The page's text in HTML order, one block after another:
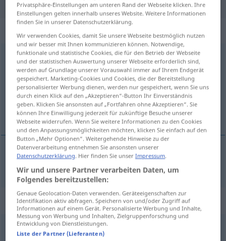
„consultatory“ : adjective
consultatory BR [-təri] US [-tɔːri] adj
Übersicht aller Übersetzungen
(Für mehr Details die Übersetzung anklicken/antippen)
beratend
Synonyme für "consultatory"
advisory,consultative,consultive
Privatsphäre-Einstellungen am unteren Rand der Webseite klicken. Ihre
Einstellungen gelten innerhalb unseres Website. Weitere Informationen
finden Sie in unserer Datenschutzerklärung.
Wir verwenden Cookies, damit Sie unsere Webseite bestmöglich nutzen
und wir besser mit Ihnen kommunizieren können. Notwendige,
funktionale und statistische Cookies, die für den Betrieb der Webseite
und der statistischen Auswertung unserer Webseite erforderlich sind,
werden auf Grundlage unserer Vorauswahl immer auf Ihrem Endgerät
gespeichert. Marketing-Cookies und Cookies, die der Bereitstellung
personalisierter Werbung dienen, werden nur gespeichert, wenn Sie uns
durch einen Klick auf den „Akzeptieren“-Button Ihr Einverständnis
geben. Klicken Sie ansonsten auf „Fortfahren ohne Akzeptieren“. Sie
können Ihre Einwilligung jederzeit für zukünftige Besuche unserer
Webseite widerrufen. Wenn Sie weitere Informationen zu den Cookies
und den Anpassungsmöglichkeiten möchten, klicken Sie einfach auf den
Button „Mehr Optionen“. Weitergehende Hinweise zu der
Datenverarbeitung entnehmen Sie ansonsten unserer
Datenschutzerklärung. Hier finden Sie unserImpressum.
Wir und unsere Partner verarbeiten Daten, um
Folgendes bereitzustellen:
Genaue Geolocation-Daten verwenden. Geräteeigenschaften zur
Identifikation aktiv abfragen. Speichern von und/oder Zugriff auf
Informationen auf einem Gerät. Personalisierte Werbung und Inhalte,
Messung von Werbung und Inhalten, Zielgruppenforschung und
Entwicklung von Dienstleistungen.
Liste der Partner (Lieferanten)